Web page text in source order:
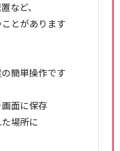
など、
とがあります
簡単操作です
面に保存
場所に